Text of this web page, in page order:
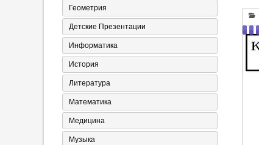
Геометрия
Детские Презентации
Информатика
История
Литература
Математика
Медицина
Музыка